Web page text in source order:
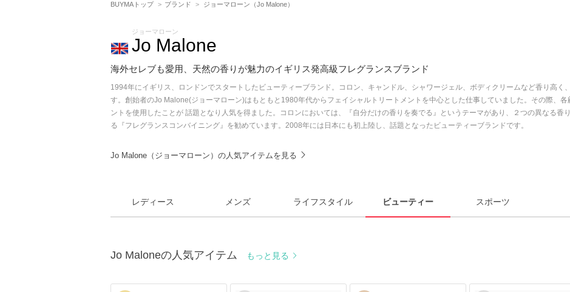
BUYMAトップ ブランド ジョーマローン（Jo Malone）
ジョーマローン
Jo Malone
海外セレブも愛用、天然の香りが魅力のイギリス発高級フレグランスブランド
1994年にイギリス、ロンドンでスタートしたビューティーブランド。コロン、キャンドル、シャワージェル、ボディクリームなど香り高く
す。創始者のJo Malone(ジョーマローン)はもともと1980年代からフェイシャルトリートメントを中心とした仕事していました。その際、
ントを使用したことが 話題となり人気を得ました。コロンにおいては、『自分だけの香りを奏でる』というテーマがあり、２つの異なる香
る『フレグランスコンバイニング』を勧めています。2008年には日本にも初上陸し、話題となったビューティーブランドです。
Jo Malone（ジョーマローン）の人気アイテムを見る
レディース メンズ ライフスタイル ビューティー スポーツ
Jo Maloneの人気アイテム もっと見る